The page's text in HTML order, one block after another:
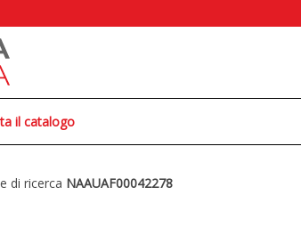
il catalogo
di ricerca NAAUAF00042278